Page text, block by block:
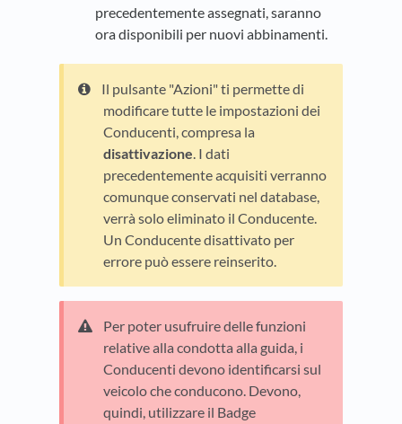
precedentemente assegnati, saranno
ora disponibili per nuovi abbinamenti.
Il pulsante "Azioni" ti permette di
modificare tutte le impostazioni dei
Conducenti, compresa la
disattivazione. I dati
precedentemente acquisiti verranno
comunque conservati nel database,
verrà solo eliminato il Conducente.
Un Conducente disattivato per
errore può essere reinserito.
Per poter usufruire delle funzioni
relative alla condotta alla guida, i
Conducenti devono identificarsi sul
veicolo che conducono. Devono,
quindi, utilizzare il Badge